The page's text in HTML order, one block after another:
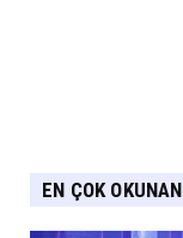
EN ÇOK